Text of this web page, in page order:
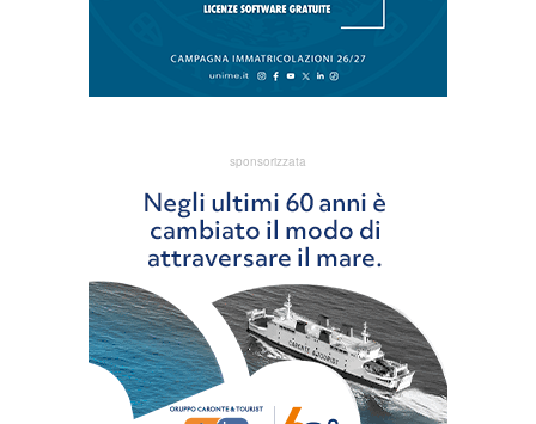
sponsorizzata